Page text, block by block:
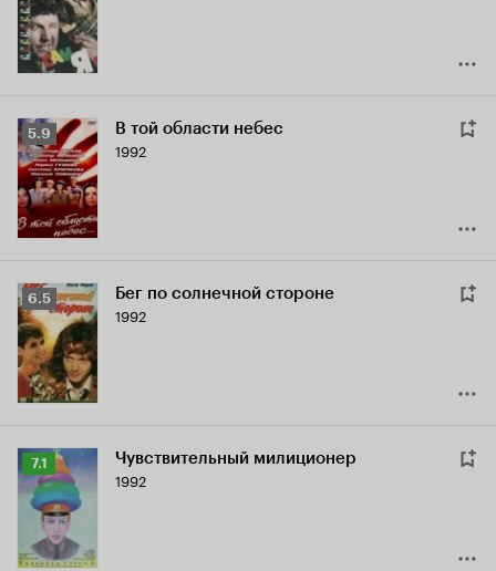
6.3
Рейтинг
Кинопоиска
5.9
5.9 В той области небес
1992
Рейтинг
Кинопоиска
6.5
6.5 Бег по солнечной стороне
1992
Рейтинг
Кинопоиска
7.1
7.1 Чувствительный милиционер
1992